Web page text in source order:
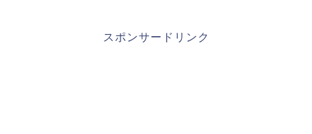
スポンサードリンク